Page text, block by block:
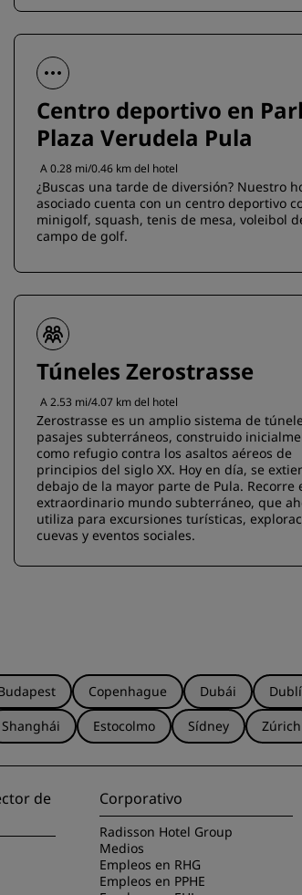
Centro deportivo en
Plaza Verudela Pula
A 0.28 mi/0.46 km del hotel
¿Buscas una tarde de diversión? Nuestro
asociado cuenta con un centro deportivo
minigolf, squash, tenis de mesa, voleibol
campo de golf.
Túneles Zerostrasse
A 2.53 mi/4.07 km del hotel
Zerostrasse es un amplio sistema de
pasajes subterráneos, construido
como refugio contra los asaltos aéreos de
principios del siglo XX. Hoy en día, se
debajo de la mayor parte de Pula. Recorre
extraordinario mundo subterráneo, que
utiliza para excursiones turísticas,
cuevas y eventos sociales.
Copenhague Dubái
Shanghái Estocolmo Sídney Zúrich
de
Corporativo
Radisson Hotel Group
Medios
Empleos en RHG
Empleos en PPHE